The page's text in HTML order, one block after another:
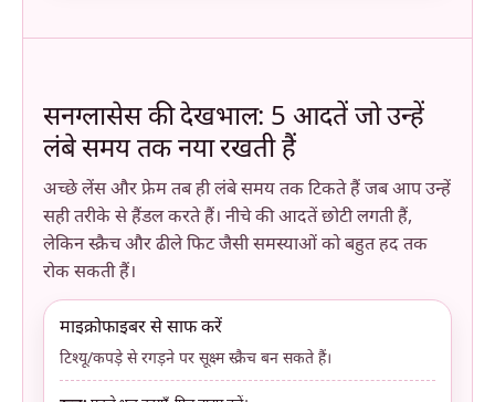
सनग्लासेस की देखभाल: 5 आदतें जो उन्हें
लंबे समय तक नया रखती हैं
अच्छे लेंस और फ्रेम तब ही लंबे समय तक टिकते हैं जब आप उन्हें
सही तरीके से हैंडल करते हैं। नीचे की आदतें छोटी लगती हैं,
लेकिन स्क्रैच और ढीले फिट जैसी समस्याओं को बहुत हद तक
रोक सकती हैं।
माइक्रोफाइबर से साफ करें
टिश्यू/कपड़े से रगड़ने पर सूक्ष्म स्क्रैच बन सकते हैं।